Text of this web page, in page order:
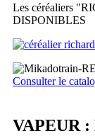
Les céréaliers
DISPONIBLES
Consulter le
VAPEUR :